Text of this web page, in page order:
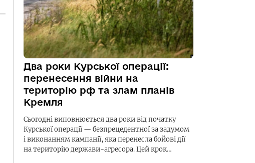
Два роки Курської операції:
перенесення війни на
територію рф та злам планів
Кремля
Сьогодні виповнюється два роки від початку
Курської операції — безпрецедентної за задумом
і виконанням кампанії, яка перенесла бойові дії
на територію держави-агресора. Цей крок…